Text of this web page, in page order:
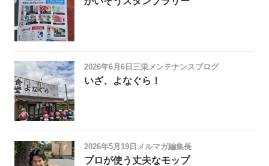
2026年6月6日 三栄メンテナンスブログ
いざ、よなぐら！
2026年5月19日 メルマガ編集長
プロが使う丈夫なモップ